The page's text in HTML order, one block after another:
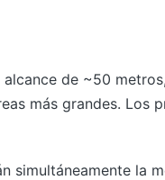
de ~50
más grandes. Los
simultáneamente la